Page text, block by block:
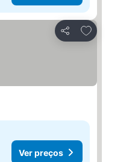
Partilhar
Adicionar
Ver preços